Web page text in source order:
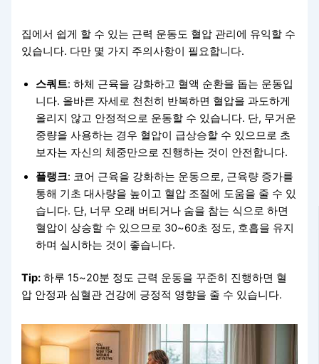
집에서 쉽게 할 수 있는 근력 운동도 혈압 관리에 유익할 수
있습니다. 다만 몇 가지 주의사항이 필요합니다.
스쿼트: 하체 근육을 강화하고 혈액 순환을 돕는 운동입
니다. 올바른 자세로 천천히 반복하면 혈압을 과도하게
올리지 않고 안정적으로 운동할 수 있습니다. 단, 무거운
중량을 사용하는 경우 혈압이 급상승할 수 있으므로 초
보자는 자신의 체중만으로 진행하는 것이 안전합니다.
플랭크: 코어 근육을 강화하는 운동으로, 근육량 증가를
통해 기초 대사량을 높이고 혈압 조절에 도움을 줄 수 있
습니다. 단, 너무 오래 버티거나 숨을 참는 식으로 하면
혈압이 상승할 수 있으므로 30~60초 정도, 호흡을 유지
하며 실시하는 것이 좋습니다.
Tip: 하루 15~20분 정도 근력 운동을 꾸준히 진행하면 혈
압 안정과 심혈관 건강에 긍정적 영향을 줄 수 있습니다.